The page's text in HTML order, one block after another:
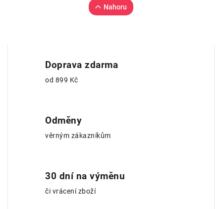
Nahoru
Doprava zdarma
od 899 Kč
Odměny
věrným zákazníkům
30 dní na výměnu
či vrácení zboží